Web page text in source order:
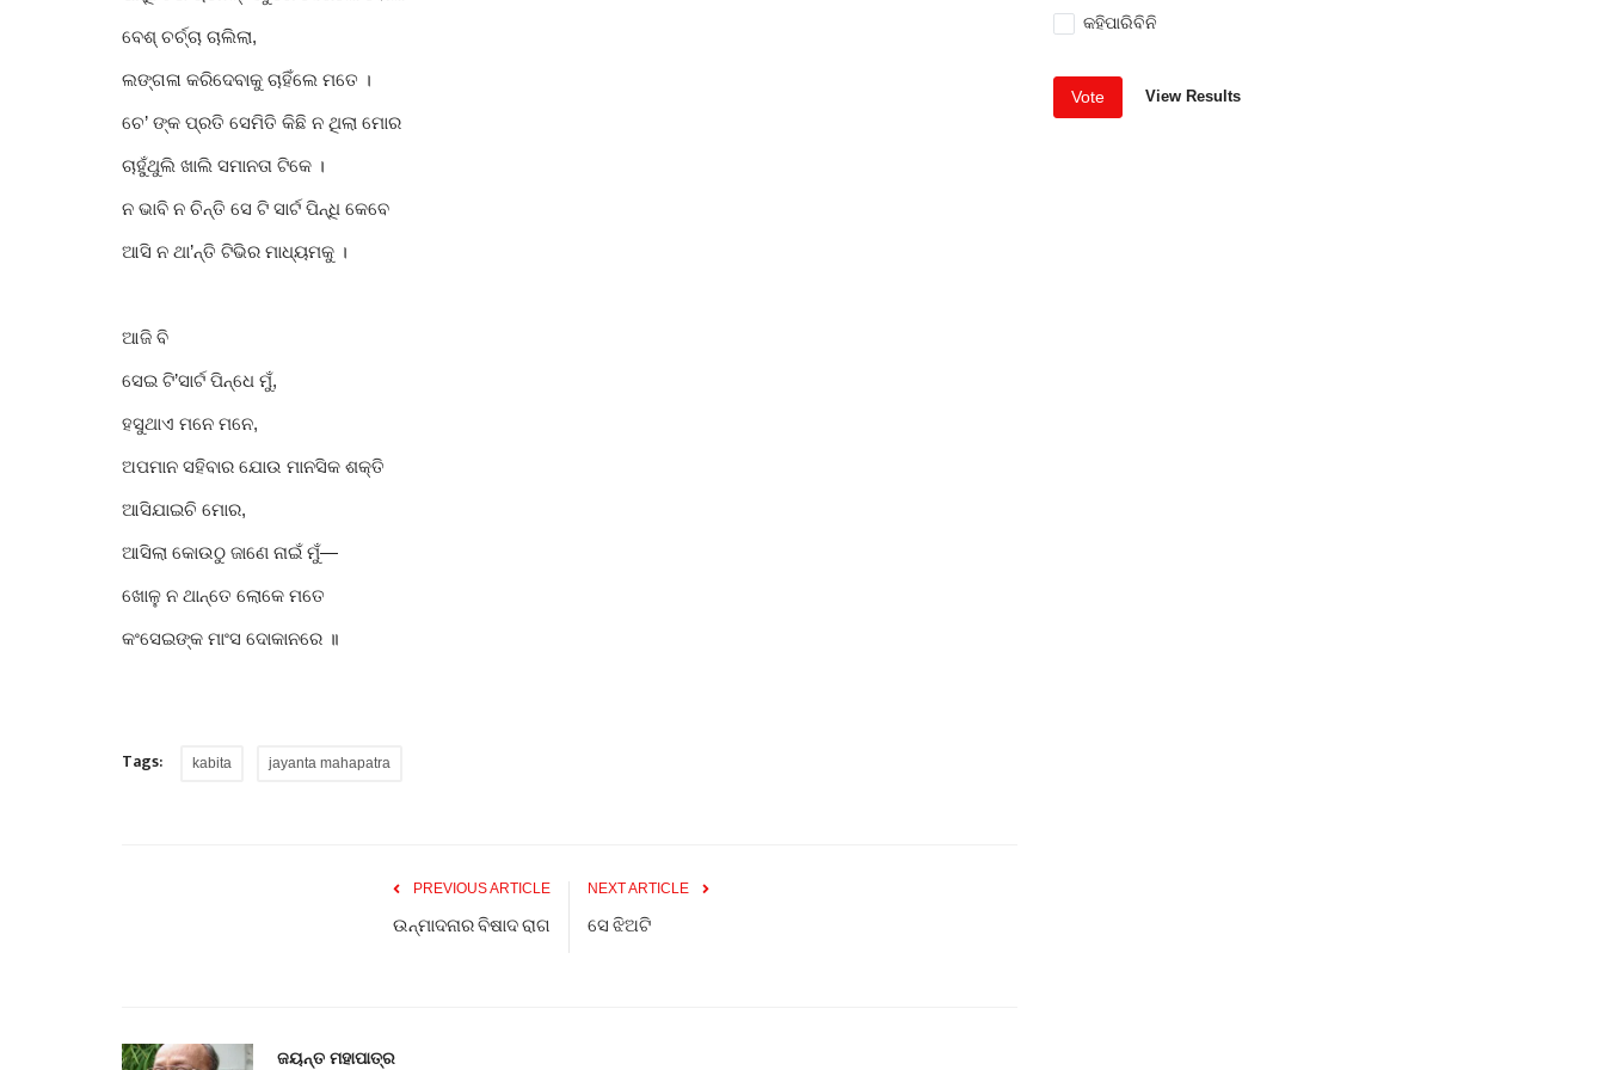
ବେଶ୍ ଚର୍ଚ୍ଚା ଚାଲିଲା,
ଲଙ୍ଗଳା କରିଦେବାକୁ ଚାହିଁଲେ ମତେ ।
ଚେ’ ଙ୍କ ପ୍ରତି ସେମିତି କିଛି ନ ଥିଲା ମୋର
ଚାହୁଁଥୁଲି ଖାଲି ସମାନତା ଟିକେ ।
ନ ଭାବି ନ ଚିନ୍ତି ସେ ଟି ସାର୍ଟ ପିନ୍ଧି କେବେ
ଆସି ନ ଥା’ନ୍ତି ଟିଭିର ମାଧ୍ୟମକୁ ।
ଆଜି ବି
ସେଇ ଟି’ସାର୍ଟ ପିନ୍ଧେ ମୁଁ,
ହସୁଥାଏ ମନେ ମନେ,
ଅପମାନ ସହିବାର ଯୋଉ ମାନସିକ ଶକ୍ତି
ଆସିଯାଇଚି ମୋର,
ଆସିଲା କୋଉଠୁ ଜାଣେ ନାଇଁ ମୁଁ—
ଖୋଳୁ ନ ଥାନ୍ତେ ଲୋକେ ମତେ
କଂସେଇଙ୍କ ମାଂସ ଦୋକାନରେ ॥
Tags: kabita jayanta mahapatra
PREVIOUS ARTICLE
ଉନ୍ମାଦନାର ବିଷାଦ ରାଗ
NEXT ARTICLE
ସେ ଝିଅଟି
ଜୟନ୍ତ ମହାପାତ୍ର
କହିପାରିବିନି
Vote View Results